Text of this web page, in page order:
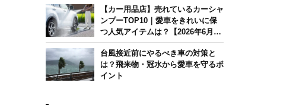
【カー用品店】売れているカーシャ
ンプーTOP10｜愛車をきれいに保
つ人気アイテムは？【2026年6月
版】
台風接近前にやるべき車の対策と
は？飛来物・冠水から愛車を守るポ
イント